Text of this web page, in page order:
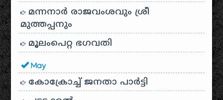
മന്നനാർ രാജവംശവും ശ്രീ
മുത്തപ്പനും
മൂലംപെറ്റ ഭഗവതി
May
കോക്രോച്ച് ജനതാ പാർട്ടി